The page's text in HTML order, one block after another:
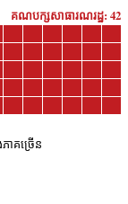
គណបក្ស​សាធារណរដ្ឋ: 42
ាគ​ច្រើន